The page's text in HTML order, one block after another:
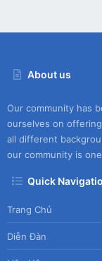
About us
Our community has
ourselves on
all different
our community is
Quick
Trang Chủ
Diễn Đàn